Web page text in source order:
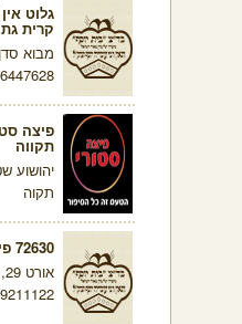
גלוט
קרית גת
מבוא סדן 3,
פיצה
תקווה
תקוה
72630 פיצה סטארדה
אורט 29, אשקלון